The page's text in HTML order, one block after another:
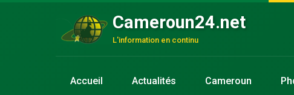
Cameroun24.net
L'information en continu
Accueil Actualités Cameroun